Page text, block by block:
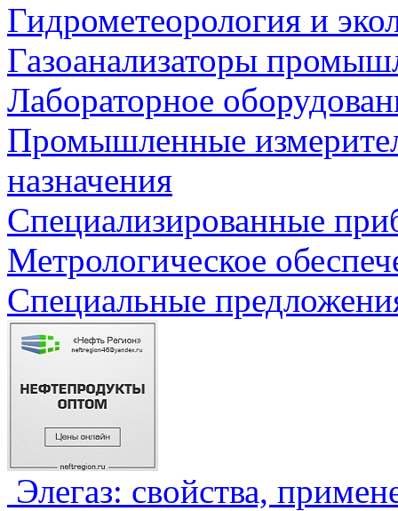
Гидрометеорология и
Газоанализаторы
Лабораторное
Промышленные
назначения
Специализированные
Метрологическое
Специальные
Элегаз: свойства,